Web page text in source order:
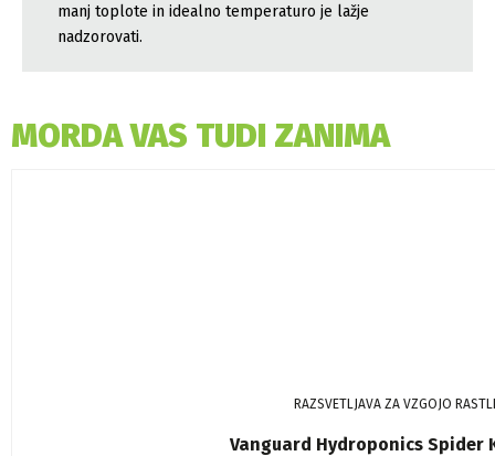
manj toplote in idealno temperaturo je lažje
nadzorovati.
MORDA VAS TUDI ZANIMA
RAZSVETLJAVA ZA VZGOJO
Vanguard Hydroponics Spider